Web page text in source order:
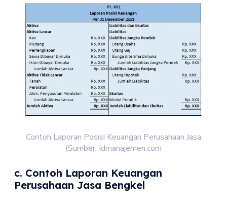
Contoh Laporan Posisi Keuangan Perusahaan Jasa
(Sumber: Idmanajemen.com
c. Contoh Laporan Keuangan
Perusahaan Jasa Bengkel